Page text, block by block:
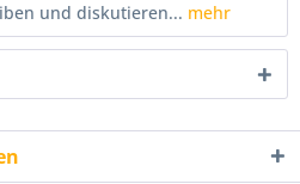
und diskutieren... mehr